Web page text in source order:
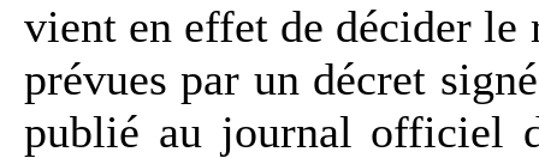
vient en effet de décider le
prévues par un décret
publié au journal officiel